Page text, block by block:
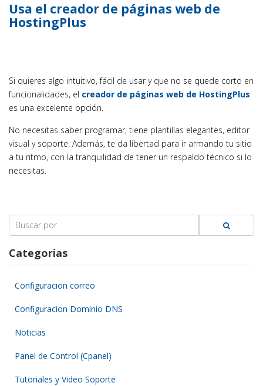
Usa el creador de páginas web de
HostingPlus
Si quieres algo intuitivo, fácil de usar y que no se quede corto en
funcionalidades, el creador de páginas web de HostingPlus
es una excelente opción.
No necesitas saber programar, tiene plantillas elegantes, editor
visual y soporte. Además, te da libertad para ir armando tu sitio
a tu ritmo, con la tranquilidad de tener un respaldo técnico si lo
necesitas.
Search
for:
Categorias
Configuracion correo
Configuracion Dominio DNS
Noticias
Panel de Control (Cpanel)
Tutoriales y Video Soporte